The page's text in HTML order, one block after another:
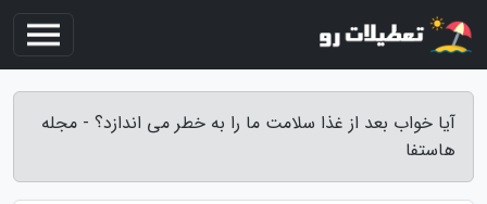
آیا خواب بعد از غذا سلامت ما را به خطر می اندازد؟ - مجله
هاستفا